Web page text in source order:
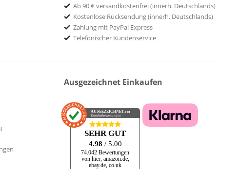
Ab 90 € versandkostenfrei (innerh. Deutschlands)
Kostenlose Rücksendung (innerh. Deutschlands)
Zahlung mit PayPal Express
Telefonischer Kundenservice
Ausgezeichnet Einkaufen
AUSGEZEICHNET.org
Kundenbewertungen
SEHR GUT
4.98 / 5.00
74.042 Bewertungen
von hier, amazon.de,
ebay.de, co.uk